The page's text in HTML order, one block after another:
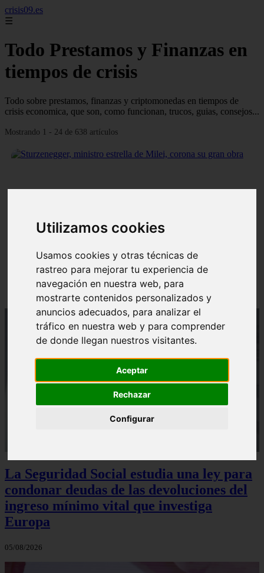
Utilizamos cookies
Usamos cookies y otras técnicas de
rastreo para mejorar tu experiencia de
navegación en nuestra web, para
mostrarte contenidos personalizados y
anuncios adecuados, para analizar el
tráfico en nuestra web y para comprender
de donde llegan nuestros visitantes.
Aceptar
Rechazar
Configurar
crisis09.es
☰
Todo Prestamos y Finanzas en
tiempos de crisis
Todo sobre prestamos, finanzas y criptomonedas en tiempos de
crisis economica, que son, como funcionan, trucos, guias, consejos...
Mostrando 1 - 24 de 638 artículos
Sturzenegger, ministro estrella de Milei, corona su
gran obra
La Seguridad Social estudia una ley para
condonar deudas de las devoluciones del
ingreso mínimo vital que investiga
Europa
05/08/2026